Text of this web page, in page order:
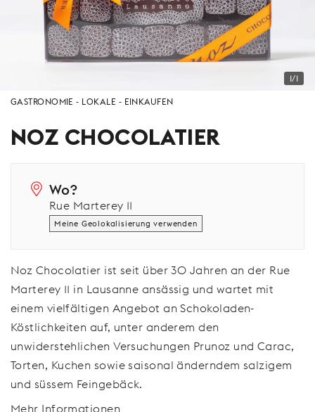
1/1
GASTRONOMIE LOKALE EINKAUFEN
NOZ CHOCOLATIER
Wo?
Rue Marterey 11
Meine Geolokalisierung verwenden
Noz Chocolatier ist seit über 30 Jahren an der Rue
Marterey 11 in Lausanne ansässig und wartet mit
einem vielfältigen Angebot an Schokoladen-
Köstlichkeiten auf, unter anderem den
unwiderstehlichen Versuchungen Prunoz und Carac,
Torten, Kuchen sowie saisonal änderndem salzigem
und süssem Feingebäck.
Mehr Informationen